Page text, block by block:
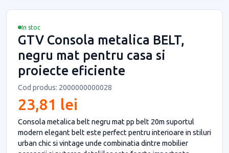
In stoc
GTV Consola metalica BELT,
negru mat pentru casa si
proiecte eficiente
Cod produs: 2000000000028
23,81 lei
Consola metalica belt negru mat pp belt 20m suportul
modern elegant belt este perfect pentru interioare in stiluri
urban chic si vintage unde combinatia dintre mobilier